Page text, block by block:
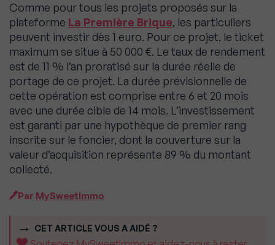
Comme pour tous les projets proposés sur la
plateforme La Première Brique, les particuliers
peuvent investir dès 1 euro. Pour ce projet, le ticket
maximum se situe à 50 000 €. Le taux de rendement
est de 11 % l’an proratisé sur la durée réelle de
portage de ce projet. La durée prévisionnelle de
cette opération est comprise entre 6 et 20 mois
avec une durée cible de 14 mois. L’investissement
est garanti par une hypothèque de premier rang
inscrite sur le foncier, dont la couverture sur la
valeur d’acquisition représente 89 % du montant
collecté.
Par MySweetImmo
CET ARTICLE VOUS A AIDÉ ?